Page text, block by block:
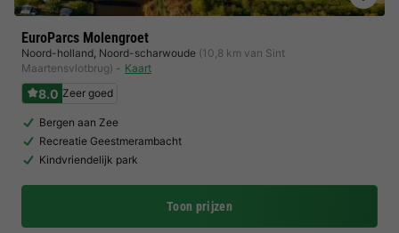
EuroParcs Molengroet
Noord-holland, Noord-scharwoude (10,8 km van Sint
Maartensvlotbrug)
Kaart
8.0 Zeer goed
Bergen aan Zee
Recreatie Geestmerambacht
Kindvriendelijk park
Toon prijzen